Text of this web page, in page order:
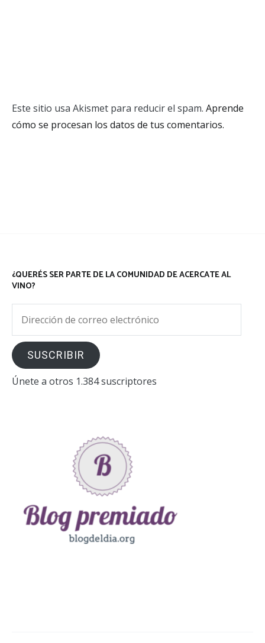
Este sitio usa Akismet para reducir el spam. Aprende
cómo se procesan los datos de tus comentarios.
¿QUERÉS SER PARTE DE LA COMUNIDAD DE ACERCATE AL
VINO?
correo
electrónico
SUSCRIBIR
Únete a otros 1.384 suscriptores